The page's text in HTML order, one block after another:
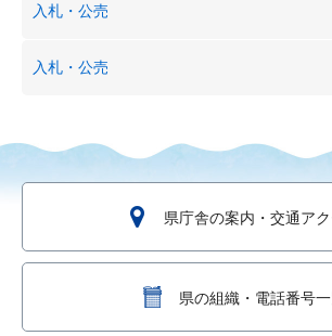
入札・公売
入札・公売
県庁舎の案内・交通ア
県の組織・電話番号